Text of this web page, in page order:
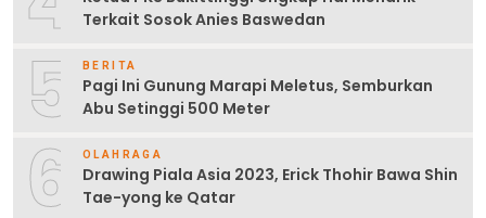
Terkait Sosok Anies Baswedan
5 BERITA
Pagi Ini Gunung Marapi Meletus, Semburkan
Abu Setinggi 500 Meter
6 OLAHRAGA
Drawing Piala Asia 2023, Erick Thohir Bawa Shin
Tae-yong ke Qatar